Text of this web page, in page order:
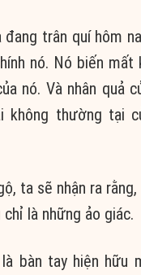
trân quí hôm
nó. Nó biến
nó. Và nhân quả
thường tại
ta sẽ nhận ra
là những ảo giác.
bàn tay hiện hữu